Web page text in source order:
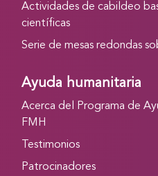
Actividades de cabildeo
científicas
Serie de mesas redondas
Ayuda humanitaria
Acerca del Programa de
FMH
Testimonios
Patrocinadores